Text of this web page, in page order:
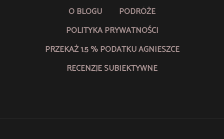
O BLOGU
PODRÓŻE
POLITYKA PRYWATNOŚCI
PRZEKAŻ 1.5 % PODATKU AGNIESZCE
RECENZJE SUBIEKTYWNE